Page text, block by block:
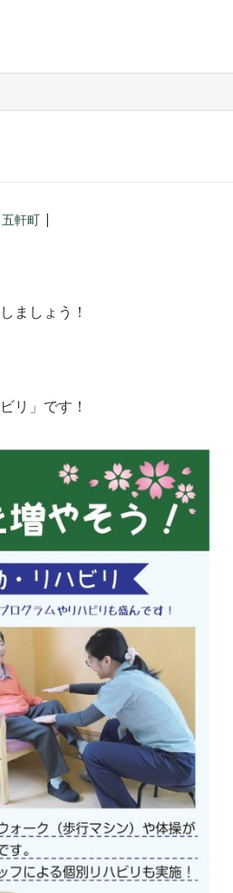
軒町
ましょう！
リ」です！